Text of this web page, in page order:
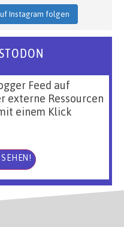
Instagram folgen
Feed auf
externe Ressourcen
einem Klick